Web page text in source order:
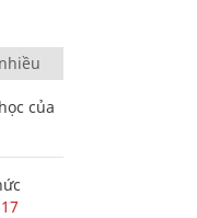
của
17